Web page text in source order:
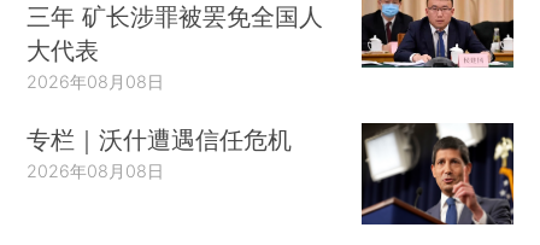
三年 矿长涉罪被罢免全国人
大代表
2026年08月08日
专栏｜沃什遭遇信任危机
2026年08月08日